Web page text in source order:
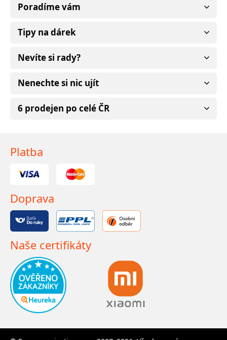
Poradíme vám
Tipy na dárek
Nevíte si rady?
Nenechte si nic ujít
6 prodejen po celé ČR
Platba
Doprava
Naše certifikáty